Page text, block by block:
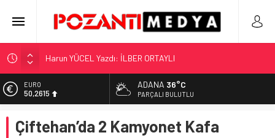
“KILAVUZ HATİCE’NİN MEZARI NEREDE?!!!”
Adana’nın Gizli Cenneti Pozantı Akçatekir Yaylası
Yılmaz Soğutma’dan Buzdolabı Uyarısı
Ajans
EURO
50,2615
5.910,66
ADANA 36°C
PARÇALI BULUTLU
Çiftehan’da 2 Kamyonet Kafa